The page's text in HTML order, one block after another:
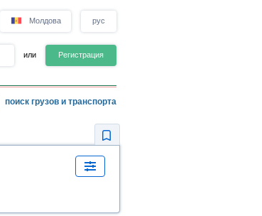
Молдова рус
или Регистрация
поиск грузов и транспорта